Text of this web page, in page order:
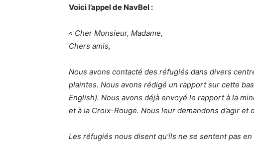
Voici l’appel de NavBel :
« Cher Monsieur, Madame,
Chers amis,
Nous avons contacté des réfugiés dans divers
plaintes. Nous avons rédigé un rapport sur cette
English). Nous avons déjà envoyé le rapport à la
et à la Croix-Rouge. Nous leur demandons d’agir
Les réfugiés nous disent qu’ils ne se sentent pas